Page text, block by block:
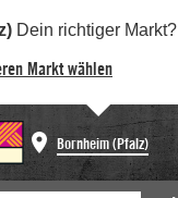
Dein richtiger Markt?
Markt wählen
Bornheim (Pfalz)